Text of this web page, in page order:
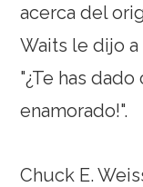
acerca del
Waits le dijo
"¿Te has dado
enamorado!".
Chuck E.